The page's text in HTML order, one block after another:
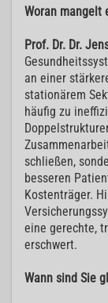
Woran mangelt
Prof. Dr. Dr.
an einer
stationärem
häufig zu
schließen,
besseren
Kostenträger.
eine gerechte,
erschwert.
Wann sind Sie